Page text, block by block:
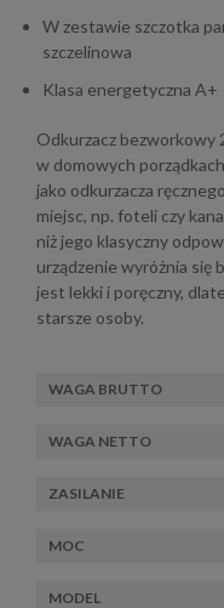
W zestawie szczotka
szczelinowa
Klasa energetyczna A+
Odkurzacz bezworkowy
w domowych
jako odkurzacza
miejsc, np. foteli czy
niż jego klasyczny
urządzenie wyróżnia się
jest lekki i poręczny,
starsze osoby.
WAGA BRUTTO
WAGA NETTO
ZASILANIE
MOC
MODEL